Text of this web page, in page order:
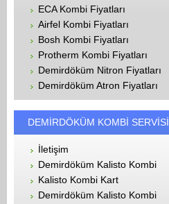
ECA Kombi Fiyatları
Airfel Kombi Fiyatları
Bosh Kombi Fiyatları
Protherm Kombi Fiyatları
Demirdöküm Nitron Fiyatları
Demirdöküm Atron Fiyatları
DEMİRDÖKÜM KOMBİ SERVİSİ
İletişim
Demirdöküm Kalisto Kombi
Kalisto Kombi Kart
Demirdöküm Kalisto Kombi